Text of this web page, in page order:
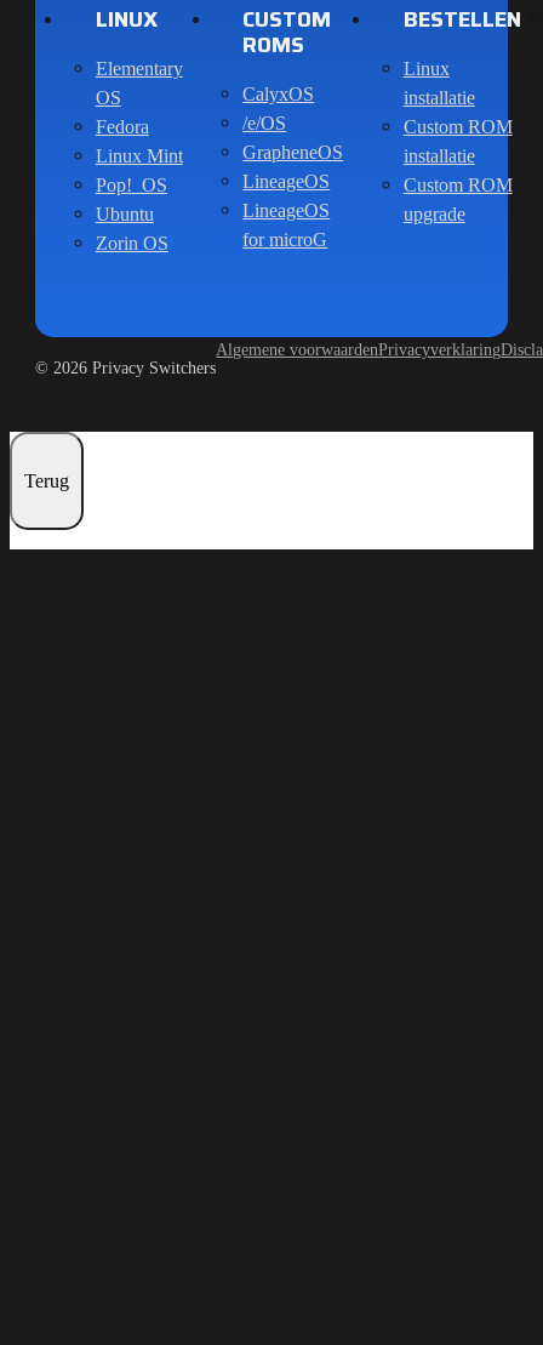
LINUX
Elementary
OS
Fedora
Linux Mint
Pop!_OS
Ubuntu
Zorin OS
CUSTOM
ROMS
CalyxOS
/e/OS
GrapheneOS
LineageOS
LineageOS
for microG
BESTELLEN
Linux
installatie
Custom ROM
installatie
Custom ROM
upgrade
© 2026 Privacy Switchers
Algemene voorwaardenPrivacyverklaring
Terug